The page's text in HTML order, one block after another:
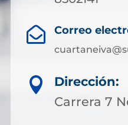
 Correo

Dirección:
Carrera 7